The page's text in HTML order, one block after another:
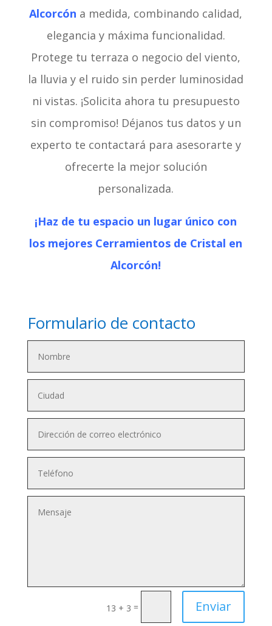
Alcorcón a medida, combinando calidad,
elegancia y máxima funcionalidad.
Protege tu terraza o negocio del viento,
la lluvia y el ruido sin perder luminosidad
ni vistas. ¡Solicita ahora tu presupuesto
sin compromiso! Déjanos tus datos y un
experto te contactará para asesorarte y
ofrecerte la mejor solución
personalizada.
¡Haz de tu espacio un lugar único con
los mejores Cerramientos de Cristal en
Alcorcón!
Formulario de contacto
13 + 3 = Enviar